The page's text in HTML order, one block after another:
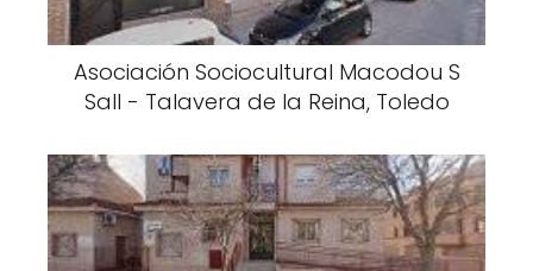
Asociación Sociocultural Macodou S
Sall - Talavera de la Reina, Toledo